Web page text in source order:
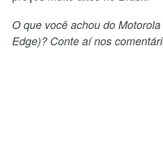
O que você achou do
Edge)? Conte aí nos